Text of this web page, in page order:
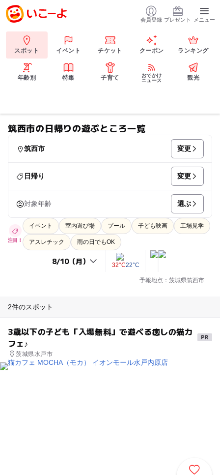
会員登録 プレゼント メニュー
スポット イベント チケット クーポン ランキング
年齢別 特集 子育て
おでかけ
ニュース
観光
筑西市の日帰りの遊ぶところ一覧
筑西市 変更
日帰り 変更
対象年齢 選ぶ
注目！
イベント 室内遊び場 プール 子ども映画 工場見学
アスレチック 雨の日でもOK
32°C22°C
予報地点：茨城県筑西市
2件のスポット
3歳以下の子ども「入場無料」で遊べる癒しの猫カ
フェ♪
茨城県水戸市